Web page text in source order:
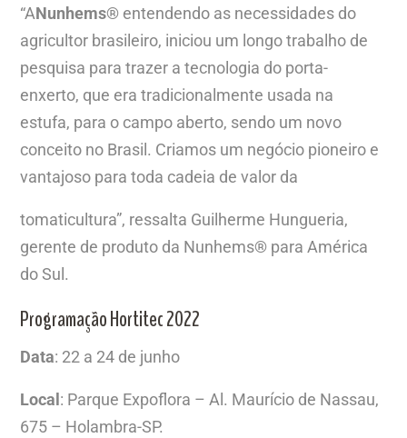
“ANunhems® entendendo as necessidades do
agricultor brasileiro, iniciou um longo trabalho de
pesquisa para trazer a tecnologia do porta-
enxerto, que era tradicionalmente usada na
estufa, para o campo aberto, sendo um novo
conceito no Brasil. Criamos um negócio pioneiro e
vantajoso para toda cadeia de valor da
tomaticultura”, ressalta Guilherme Hungueria,
gerente de produto da Nunhems® para América
do Sul.
Programação Hortitec 2022
Data: 22 a 24 de junho
Local : Parque Expoflora – Al. Maurício de Nassau,
675 – Holambra-SP.